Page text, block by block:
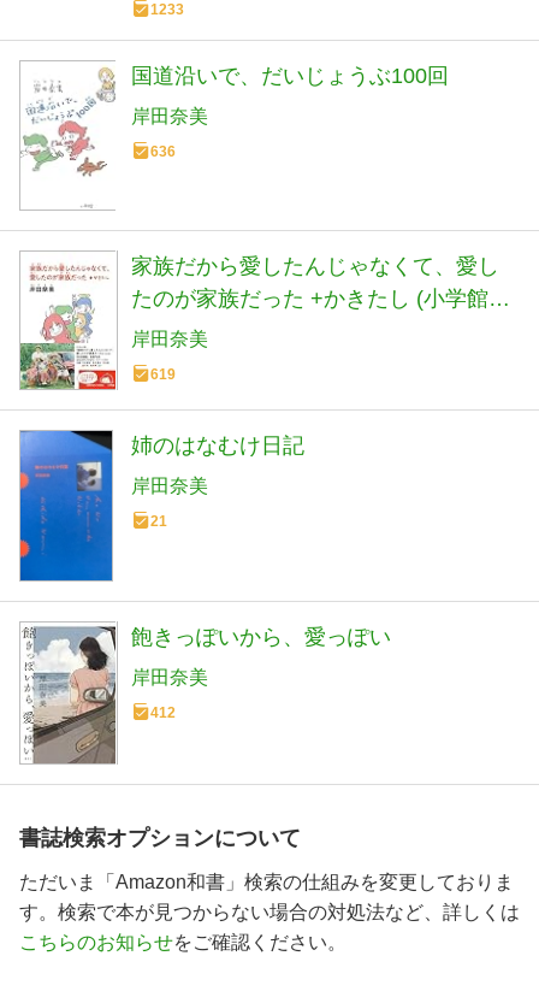
1233
国道沿いで、だいじょうぶ100回
岸田奈美
636
家族だから愛したんじゃなくて、愛し
たのが家族だった +かきたし (小学館文
庫 き 16-1)
岸田奈美
619
姉のはなむけ日記
岸田奈美
21
飽きっぽいから、愛っぽい
岸田奈美
412
書誌検索オプションについて
ただいま「Amazon和書」検索の仕組みを変更しておりま
す。検索で本が見つからない場合の対処法など、詳しくは
こちらのお知らせをご確認ください。